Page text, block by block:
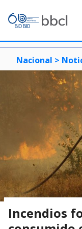
Nacional >
Incendios